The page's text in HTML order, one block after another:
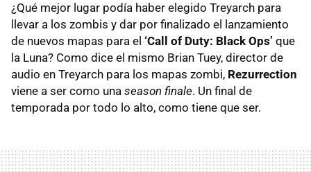
¿Qué mejor lugar podía haber elegido Treyarch para
llevar a los zombis y dar por finalizado el lanzamiento
de nuevos mapas para el ‘Call of Duty: Black Ops’ que
la Luna? Como dice el mismo Brian Tuey, director de
audio en Treyarch para los mapas zombi, Rezurrection
viene a ser como una season finale. Un final de
temporada por todo lo alto, como tiene que ser.